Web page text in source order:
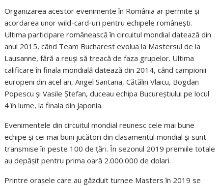
Organizarea acestor evenimente în România ar permite și
acordarea unor wild-card-uri pentru echipele românești.
Ultima participare românească în circuitul mondial datează din
anul 2015, când Team Bucharest evolua la Mastersul de la
Lausanne, fără a reuși să treacă de faza grupelor. Ultima
calificare în finala mondială datează din 2014, când campionii
europeni din acel an, Angel Santana, Cătălin Vlaicu, Bogdan
Popescu și Vasile Ștefan, duceau echipa Bucureștiului pe locul
4 în lume, la finala din Japonia.
Evenimentele din circuitul mondial reunesc cele mai bune
echipe și cei mai buni jucători din clasamentul mondial și sunt
transmise în peste 100 de țări. În sezonul 2019 premiile totale
au depășit pentru prima oară 2.000.000 de dolari.
Printre orașele care au găzduit turnee Masters în 2019 se